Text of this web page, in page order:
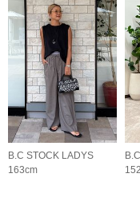
B.C STOCK LADYS
163cm